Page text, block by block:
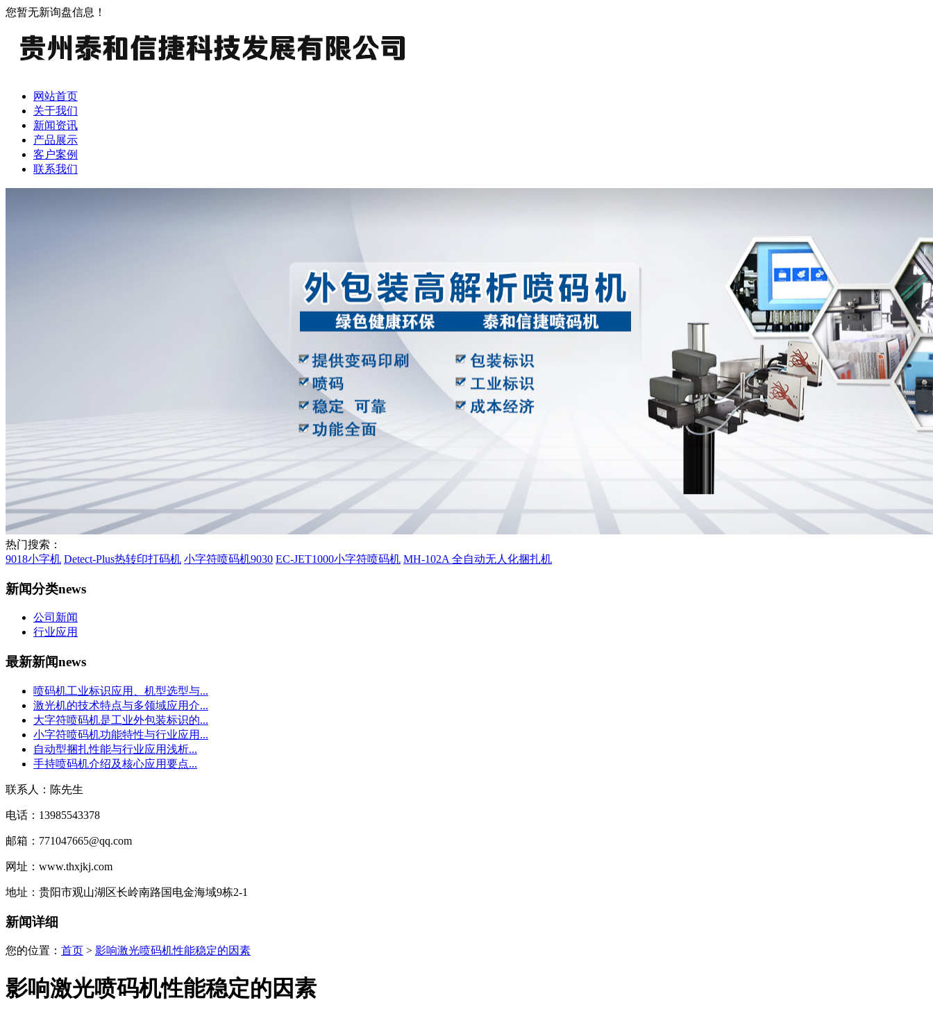
您暂无新询盘信息！
网站首页
关于我们
新闻资讯
产品展示
客户案例
联系我们
热门搜索：
9018小字机 Detect-Plus热转印打码机 小字符喷码机9030 EC-JET1000小字符喷码机 MH-102A 全自动无人化捆扎机
新闻分类news
公司新闻
行业应用
最新新闻news
喷码机工业标识应用、机型选型与...
激光机的技术特点与多领域应用介...
大字符喷码机是工业外包装标识的...
小字符喷码机功能特性与行业应用...
自动型捆扎性能与行业应用浅析...
手持喷码机介绍及核心应用要点...
联系人：陈先生
电话：13985543378
邮箱：771047665@qq.com
网址：www.thxjkj.com
地址：贵阳市观山湖区长岭南路国电金海域9栋2-1
新闻详细
您的位置： 首页 > 影响激光喷码机性能稳定的因素
影响激光喷码机性能稳定的因素